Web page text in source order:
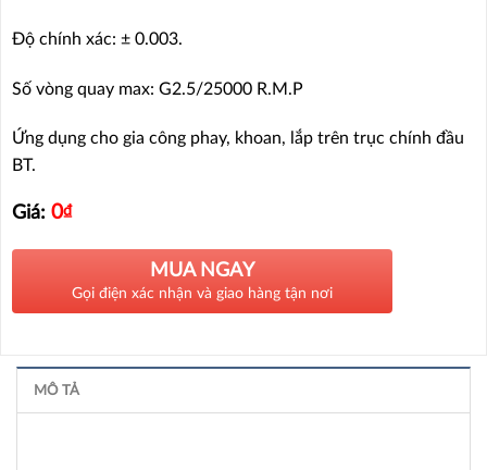
Độ chính xác: ± 0.003.
Số vòng quay max: G2.5/25000 R.M.P
Ứng dụng cho gia công phay, khoan, lắp trên trục chính đầu
BT.
Giá: 0₫
MUA NGAY
Gọi điện xác nhận và giao hàng tận nơi
MÔ TẢ